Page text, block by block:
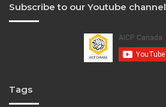
Subscribe to our Youtube channel
Tags